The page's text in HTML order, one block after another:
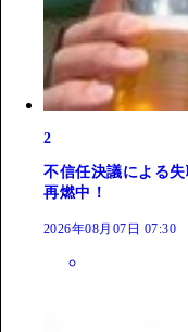
2
不信任決議による
再燃中！
2026年08月07日 07:30